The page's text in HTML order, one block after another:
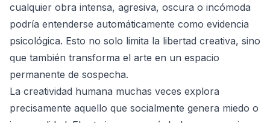
cualquier obra intensa, agresiva, oscura o incómoda
podría entenderse automáticamente como evidencia
psicológica. Esto no solo limita la libertad creativa, sino
que también transforma el arte en un espacio
permanente de sospecha.
La creatividad humana muchas veces explora
precisamente aquello que socialmente genera miedo o